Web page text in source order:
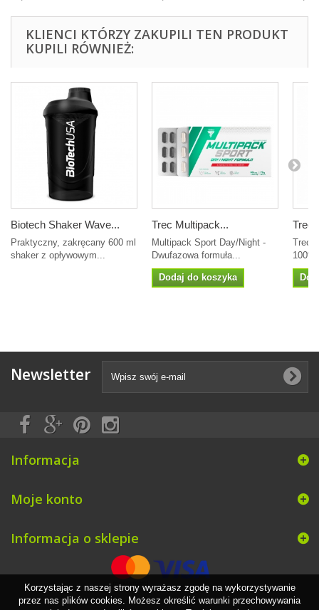
KLIENCI KTÓRZY ZAKUPILI TEN PRODUKT
KUPILI RÓWNIEŻ:
Biotech Shaker Wave...
Praktyczny, zakręcany 600 ml
shaker z opływowym...
Trec Multipack...
Multipack Sport Day/Night -
Dwufazowa formuła...
Dodaj do koszyka
Trec
Trec -
Newsletter
Informacja
Moje konto
Informacja o sklepie
Korzystając z naszej strony wyrażasz zgodę na wykorzystywanie
przez nas plików cookies. Możesz określić warunki przechowywania